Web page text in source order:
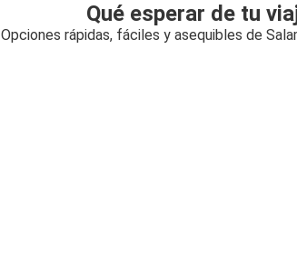
Qué esperar de tu
Opciones rápidas, fáciles y asequibles de